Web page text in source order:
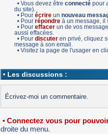
• Vous devez être connectépour
du site).
• Pour écrireun nouveau
• Pour répondreà un message, il
• Pour effacerun de vos
aussi effacées.
• Pour discuteren privé, cliquez
message à son email.
• Visitez la page de l'usager en
• Les discussions :
Écrivez-moi un commentaire.
• Connectez vous pour
droite du menu.